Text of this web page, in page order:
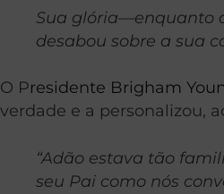
Sua glória—enquanto
desabou sobre a sua
O Presidente Brigham
verdade e a personalizou,
“Adão estava tão
seu Pai como nós